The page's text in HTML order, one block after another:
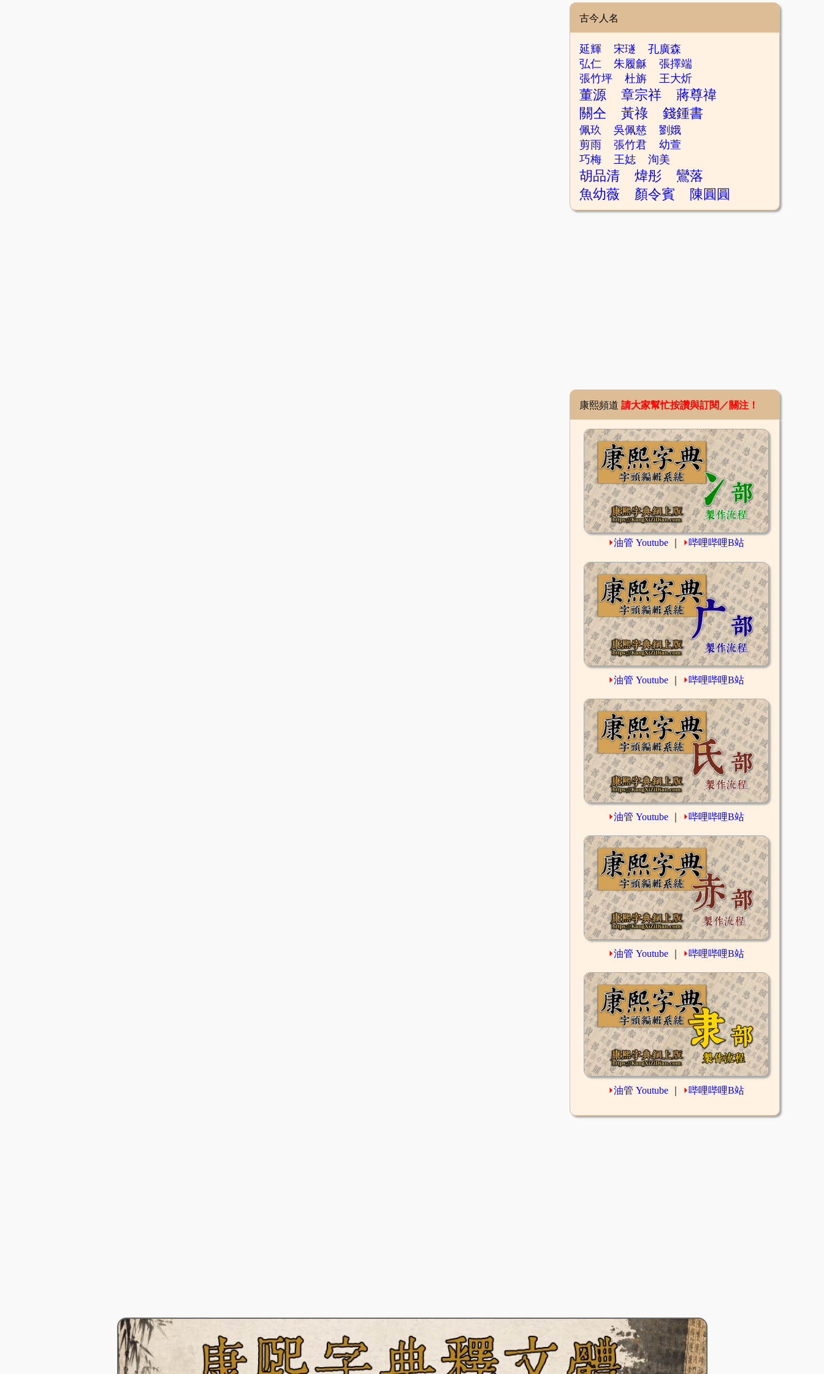
古今人名
延輝 宋璲
孔廣森
弘仁
朱履龢
張擇端
張竹坪
杜旃 王大炘
董源 章宗祥
蔣尊禕
關仝
黃祿 錢鍾書
佩玖 吳佩慈
劉娥
剪雨
張竹君
幼萱
巧梅
王娡 洵美
胡品清 煒彤
鸞落
魚幼薇
顏令賓 陳圓圓
康熙頻道 請大家幫忙按讚與訂閱／關注！
⏵油管 Youtube ⏵哔哩哔哩B站
⏵油管 Youtube ⏵哔哩哔哩B站
⏵油管 Youtube ⏵哔哩哔哩B站
⏵油管 Youtube ⏵哔哩哔哩B站
⏵油管 Youtube ⏵哔哩哔哩B站